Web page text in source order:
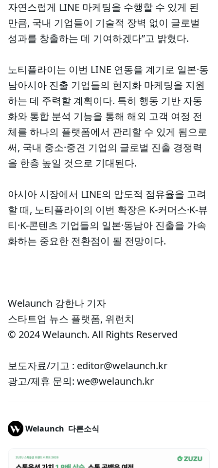
자연스럽게 LINE 마케팅을 수행할 수 있게 된
만큼, 국내 기업들이 기술적 장벽 없이 글로벌
성과를 창출하는 데 기여하겠다”고 밝혔다.
노티플라이는 이번 LINE 연동을 계기로 일본·동
남아시아 진출 기업들의 현지화 마케팅을 지원
하는 데 주력할 계획이다. 특히 행동 기반 자동
화와 통합 분석 기능을 통해 해외 고객 여정 전
체를 하나의 플랫폼에서 관리할 수 있게 됨으로
써, 국내 중소·중견 기업의 글로벌 진출 경쟁력
을 한층 높일 것으로 기대된다.
아시아 시장에서 LINE의 압도적 점유율을 고려
할 때, 노티플라이의 이번 확장은 K-커머스·K-뷰
티·K-콘텐츠 기업들의 일본·동남아 진출을 가속
화하는 중요한 전환점이 될 전망이다.
Welaunch 강한나 기자
스타트업 뉴스 플랫폼, 위런치
© 2024 Welaunch. All Rights Reserved
보도자료/기고 : editor@welaunch.kr
광고/제휴 문의: we@welaunch.kr
Welaunch 다른소식